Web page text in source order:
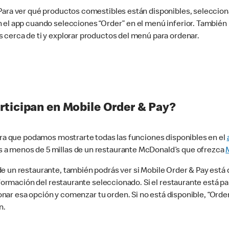
ver qué productos comestibles están disponibles,
app cuando selecciones “Order” en el menú inferior.
cerca de ti y explorar productos del menú para ordenar.
en Mobile Order & Pay?
que podamos mostrarte todas las funciones disponibles en el
menos de 5 millas de un restaurante McDonald’s que ofrezca
un restaurante, también podrás ver si Mobile Order & Pay
del restaurante seleccionado. Si el restaurante está
esa opción y comenzar tu orden. Si no está disponible,